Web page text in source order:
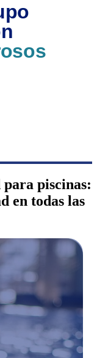
piscinas:
en todas las